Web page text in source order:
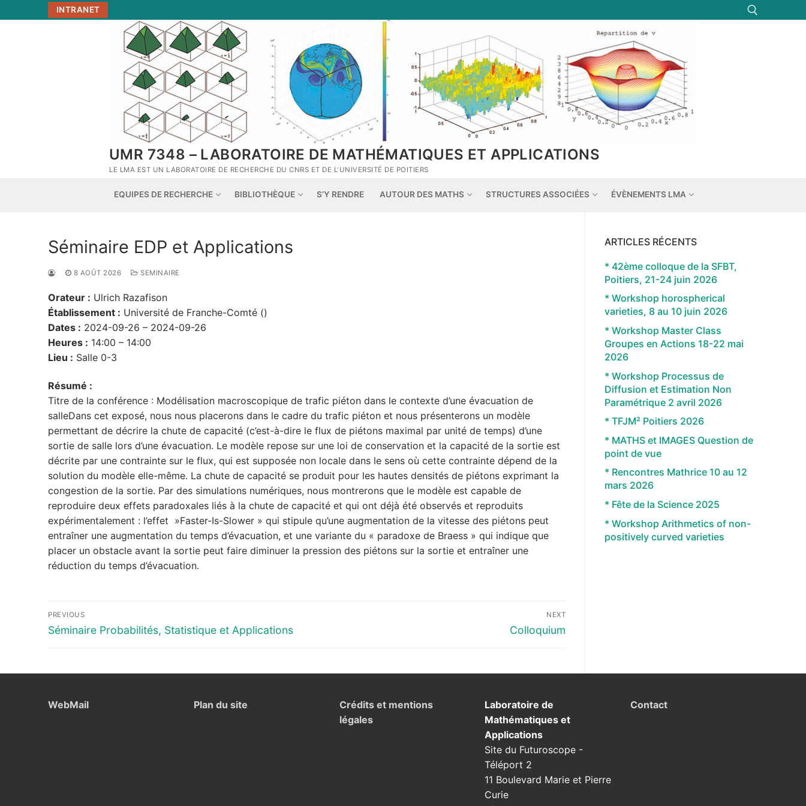
au
INTRANET
Rechercher :
UMR 7348 – LABORATOIRE DE MATHÉMATIQUES ET APPLICATIONS
LE LMA EST UN LABORATOIRE DE RECHERCHE DU CNRS ET DE L'UNIVERSITÉ DE POITIERS
EQUIPES DE RECHERCHE BIBLIOTHÈQUE S’Y RENDRE AUTOUR DES MATHS STRUCTURES ASSOCIÉES ÉVÈNEMENTS LMA
Séminaire EDP et Applications
8 AOÛT 2026 SEMINAIRE
Orateur : Ulrich Razafison
Établissement : Université de Franche-Comté ()
Dates : 2024-09-26 – 2024-09-26
Heures : 14:00 – 14:00
Lieu : Salle 0-3
Résumé :
Titre de la conférence : Modélisation macroscopique de trafic piéton dans le contexte d’une évacuation de
salleDans cet exposé, nous nous placerons dans le cadre du trafic piéton et nous présenterons un modèle
permettant de décrire la chute de capacité (c’est-à-dire le flux de piétons maximal par unité de temps) d’une
sortie de salle lors d’une évacuation. Le modèle repose sur une loi de conservation et la capacité de la sortie est
décrite par une contrainte sur le flux, qui est supposée non locale dans le sens où cette contrainte dépend de la
solution du modèle elle-même. La chute de capacité se produit pour les hautes densités de piétons exprimant la
congestion de la sortie. Par des simulations numériques, nous montrerons que le modèle est capable de
reproduire deux effets paradoxales liés à la chute de capacité et qui ont déjà été observés et reproduits
expérimentalement : l’effet »Faster-Is-Slower » qui stipule qu’une augmentation de la vitesse des piétons peut
entraîner une augmentation du temps d’évacuation, et une variante du « paradoxe de Braess » qui indique que
placer un obstacle avant la sortie peut faire diminuer la pression des piétons sur la sortie et entraîner une
réduction du temps d’évacuation.
Navigation
de
PREVIOUS
Previous
Séminaire Probabilités, Statistique et Applications
NEXT
Next
Colloquium
ARTICLES RÉCENTS
* 42ème colloque de la SFBT,
Poitiers, 21-24 juin 2026
* Workshop horospherical
varieties, 8 au 10 juin 2026
* Workshop Master Class
Groupes en Actions 18-22 mai
2026
* Workshop Processus de
Diffusion et Estimation Non
Paramétrique 2 avril 2026
* TFJM² Poitiers 2026
* MATHS et IMAGES Question de
point de vue
* Rencontres Mathrice 10 au 12
mars 2026
* Fête de la Science 2025
* Workshop Arithmetics of non-
positively curved varieties
WebMail Plan du site
Crédits et mentions
légales
Laboratoire de
Mathématiques et
Applications
Site du Futuroscope -
Téléport 2
11 Boulevard Marie et Pierre
Curie
Contact